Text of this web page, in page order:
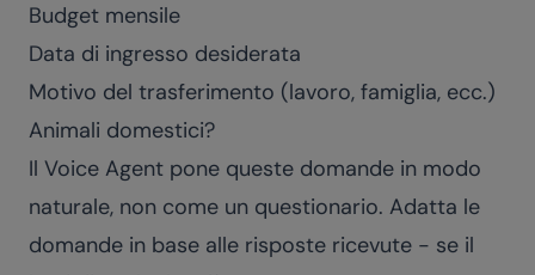
Budget mensile
Data di ingresso desiderata
Motivo del trasferimento (lavoro, famiglia, ecc.)
Animali domestici?
Il Voice Agent pone queste domande in modo
naturale, non come un questionario. Adatta le
domande in base alle risposte ricevute - se il